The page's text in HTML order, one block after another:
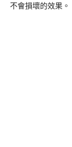
不會損壞的效果。